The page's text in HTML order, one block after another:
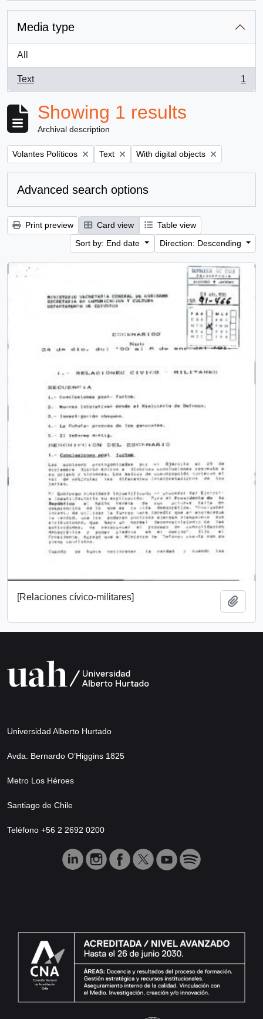
Media type
All
Text
, 1 results
1
Showing 1 results
Archival description
Remove filter:
Volantes Políticos Remove filter:
Text Remove filter:
With digital objects
Advanced search options
Print preview Card view
Table view
Sort by: End date
Direction: Descending
[Relaciones cívico-militares]
Universidad Alberto Hurtado
Avda. Bernardo O’Higgins 1825
Metro Los Héroes
Santiago de Chile
Teléfono +56 2 2692 0200